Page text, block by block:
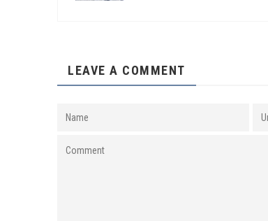
LEAVE A COMMENT